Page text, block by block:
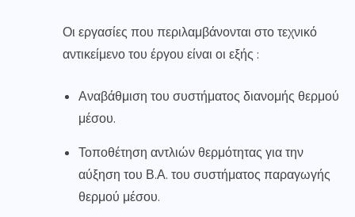
Οι εργασίες που περιλαμβάνονται στο τεχνικό
αντικείμενο του έργου είναι οι εξής :
Αναβάθμιση του συστήματος διανομής θερμού
μέσου.
Τοποθέτηση αντλιών θερμότητας για την
αύξηση του Β.Α. του συστήματος παραγωγής
θερμού μέσου.